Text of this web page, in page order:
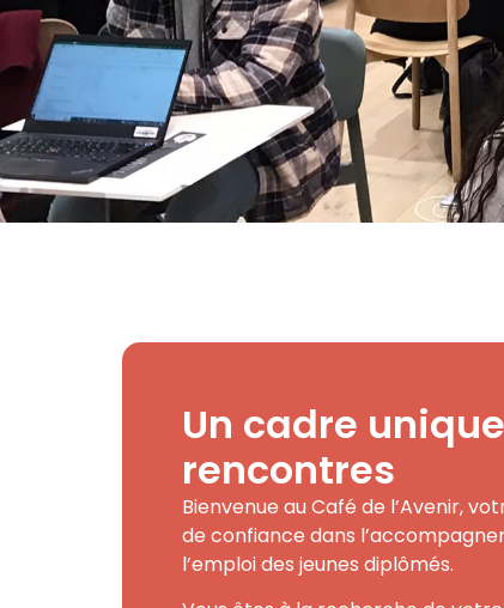
Un cadre
rencontres
Bienvenue au Café de l’Avenir,
de confiance dans
l’emploi des jeunes diplômés.